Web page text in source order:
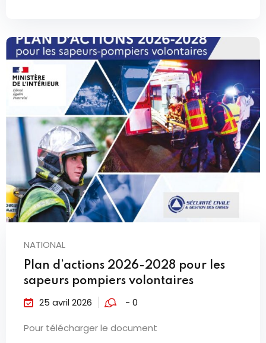
NATIONAL
Plan d’actions 2026-2028 pour les
sapeurs pompiers volontaires
25 avril 2026 - 0
Pour télécharger le document